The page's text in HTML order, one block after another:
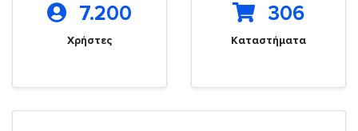
7.200
Χρήστες
306
Καταστήματα